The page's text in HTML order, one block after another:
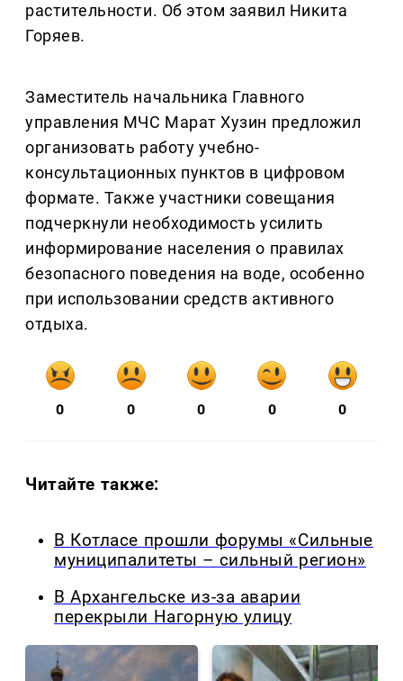
растительности. Об этом заявил Никита
Горяев.
Заместитель начальника Главного
управления МЧС Марат Хузин предложил
организовать работу учебно-
консультационных пунктов в цифровом
формате. Также участники совещания
подчеркнули необходимость усилить
информирование населения о правилах
безопасного поведения на воде, особенно
при использовании средств активного
отдыха.
0 0 0 0 0
Читайте также:
В Котласе прошли форумы «Сильные
муниципалитеты – сильный регион»
В Архангельске из-за аварии
перекрыли Нагорную улицу